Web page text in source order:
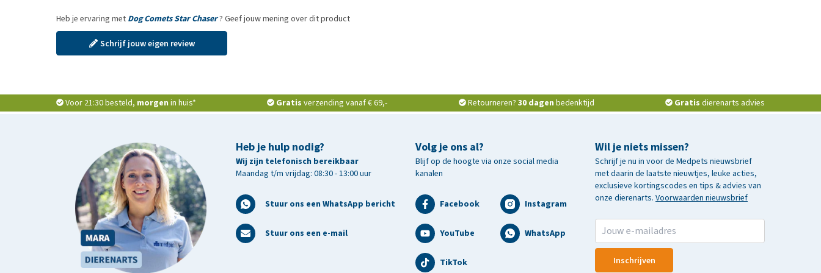
Heb je ervaring met Dog Comets Star Chaser? Geef jouw mening over dit product
Schrijf jouw eigen review
Voor 21:30 besteld, morgen in huis* Gratis verzending vanaf € 69,- Retourneren? 30 dagen bedenktijd Gratis dierenarts advies
Heb je hulp nodig?
Wij zijn telefonisch bereikbaar
Maandag t/m vrijdag: 08:30 - 13:00 uur
Stuur ons een WhatsApp bericht
Stuur ons een e-mail
Wil je niets missen?
Schrijf je nu in voor de Medpets nieuwsbrief
met daarin de laatste nieuwtjes, leuke acties,
exclusieve kortingscodes en tips & advies van
onze dierenarts. Voorwaarden nieuwsbrief
Inschrijven
Volg je ons al?
Blijf op de hoogte via onze social media
kanalen
Facebook Instagram
YouTube WhatsApp
TikTok